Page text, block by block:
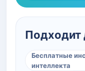
Подходит
Бесплатные
интеллекта